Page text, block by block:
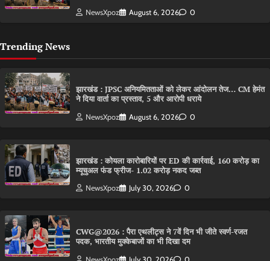
NewsXpoz August 6, 2026 0
Trending News
झारखंड : JPSC अनियमितताओं को लेकर आंदोलन तेज… CM हेमंत
ने दिया वार्ता का प्रस्ताव, 5 और आरोपी धराये
NewsXpoz August 6, 2026 0
झारखंड : कोयला कारोबारियों पर ED की कार्रवाई, 160 करोड़ का
म्यूचुअल फंड फ्रीज- 1.02 करोड़ नकद जब्त
NewsXpoz July 30, 2026 0
CWG@2026 : पैरा एथलीट्स ने 7वें दिन भी जीते स्वर्ण-रजत
पदक, भारतीय मुक्केबाजों का भी दिखा दम